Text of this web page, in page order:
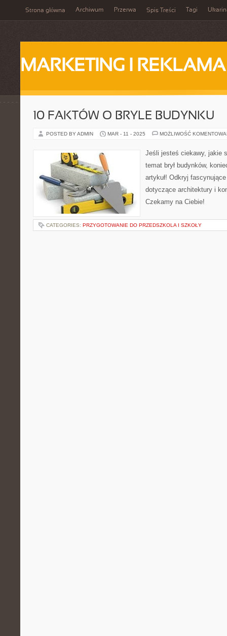
Strona główna Archiwum Przerwa Spis Treści Tagi
MARKETING I REKLAMA
10 FAKTÓW O BRYLE BUDYNKU
POSTED BY ADMIN MAR - 11 - 2025 MOŻLIWOŚĆ
Jeśli jesteś ciekawy, jakie
temat brył budynków,
artykuł! Odkryj
dotyczące architektury i
Czekamy na Ciebie!
CATEGORIES: PRZYGOTOWANIE DO PRZEDSZKOLA I SZKOŁY